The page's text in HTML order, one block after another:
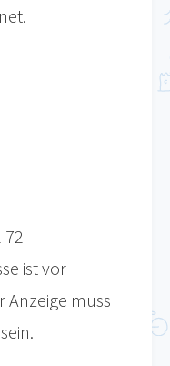
72
ist vor
Anzeige muss